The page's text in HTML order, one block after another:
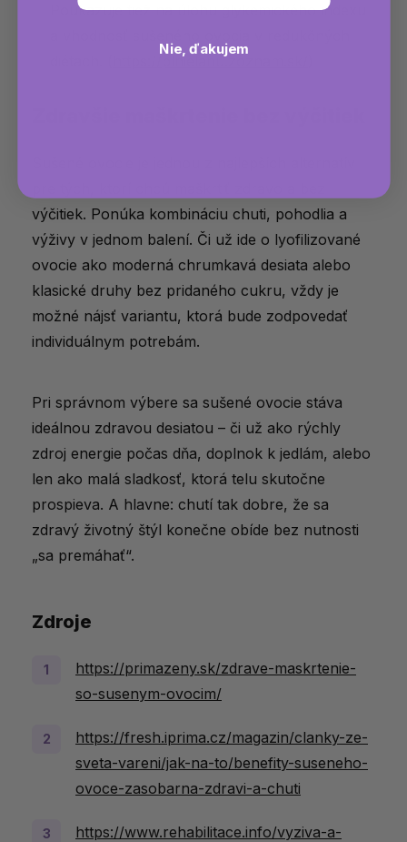
Poukazuje tiež na úlohu glykemického indexu
https://plnielanu.zoznam.sk/
výčitiek. Ponúka kombináciu chuti, pohodlia a
výživy v jednom balení. Či už ide o lyofilizované
ovocie ako moderná chrumkavá desiata alebo
klasické druhy bez pridaného cukru, vždy je
možné nájsť variantu, ktorá bude zodpovedať
individuálnym potrebám.
Pri správnom výbere sa sušené ovocie stáva
ideálnou zdravou desiatou – či už ako rýchly
zdroj energie počas dňa, doplnok k jedlám, alebo
len ako malá sladkosť, ktorá telu skutočne
prospieva. A hlavne: chutí tak dobre, že sa
zdravý životný štýl konečne obíde bez nutnosti
„sa premáhať“.
Zdroje
https://primazeny.sk/zdrave-maskrtenie-
so-susenym-ovocim/
https://fresh.iprima.cz/magazin/clanky-ze-
sveta-vareni/jak-na-to/benefity-suseneho-
ovoce-zasobarna-zdravi-a-chuti
https://www.rehabilitace.info/vyziva-a-
Nie, ďakujem